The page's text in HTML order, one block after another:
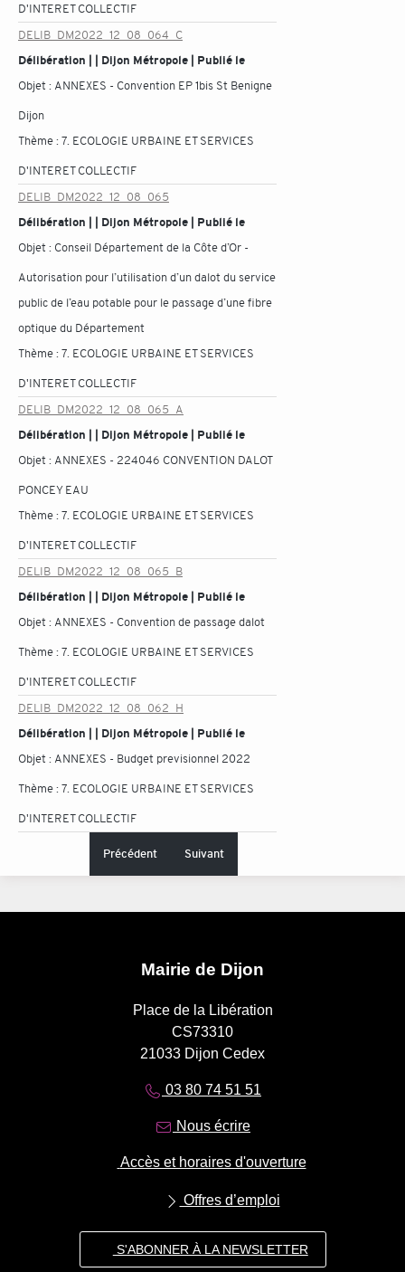
D'INTERET COLLECTIF
DELIB_DM2022_12_08_064_C
Délibération | | Dijon Métropole | Publié le
Objet : ANNEXES - Convention EP 1bis St Benigne
Dijon
Thème :7. ECOLOGIE URBAINE ET SERVICES
D'INTERET COLLECTIF
DELIB_DM2022_12_08_065
Délibération | | Dijon Métropole | Publié le
Objet : Conseil Département de la Côte d’Or -
Autorisation pour l’utilisation d’un dalot du service
public de l’eau potable pour le passage d’une fibre
optique du Département
Thème :7. ECOLOGIE URBAINE ET SERVICES
D'INTERET COLLECTIF
DELIB_DM2022_12_08_065_A
Délibération | | Dijon Métropole | Publié le
Objet : ANNEXES - 224046 CONVENTION DALOT
PONCEY EAU
Thème :7. ECOLOGIE URBAINE ET SERVICES
D'INTERET COLLECTIF
DELIB_DM2022_12_08_065_B
Délibération | | Dijon Métropole | Publié le
Objet : ANNEXES - Convention de passage dalot
Thème :7. ECOLOGIE URBAINE ET SERVICES
D'INTERET COLLECTIF
DELIB_DM2022_12_08_062_H
Délibération | | Dijon Métropole | Publié le
Objet : ANNEXES - Budget previsionnel 2022
Thème :7. ECOLOGIE URBAINE ET SERVICES
D'INTERET COLLECTIF
Précédent Suivant
Mairie de Dijon
Place de la Libération
CS73310
21033 Dijon Cedex
03 80 74 51 51
Nous écrire
Accès et horaires d'ouverture
Offres d’emploi
S'ABONNER À LA NEWSLETTER